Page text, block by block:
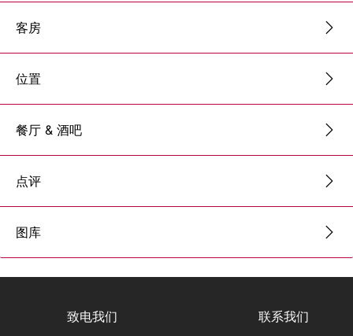
客房
位置
餐厅 & 酒吧
点评
图库
致电我们 联系我们